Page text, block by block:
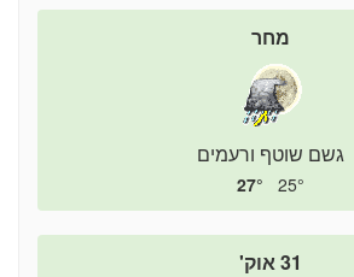
מחר
גשם שוטף ורעמים
25°
27°
31 אוק'